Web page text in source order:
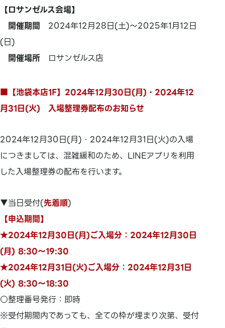
【ロサンゼルス会場】
開催期間 2024年12月28日(土)～2025年1月12日
(日)
開催場所 ロサンゼルス店
■【池袋本店1F】2024年12月30日(月)・2024年12
月31日(火) 入場整理券配布のお知らせ
2024年12月30日(月)・2024年12月31日(火)の入場
につきましては、混雑緩和のため、LINEアプリを利用
した入場整理券の配布を行います。
▼当日受付(先着順)
【申込期間】
★2024年12月30日(月)ご入場分：2024年12月30日
(月) 8:30～19:30
★2024年12月31日(火)ご入場分：2024年12月31日
(火) 8:30～18:30
○整理番号発行：即時
※受付期間内であっても、全ての枠が埋まり次第、受付